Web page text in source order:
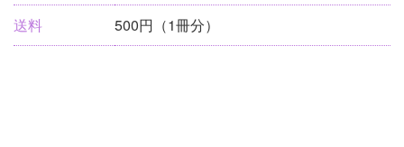
送料
500円（1冊分）